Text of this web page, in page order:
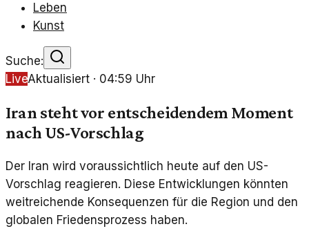
Leben
Kunst
Suche:
LiveAktualisiert · 04:59 Uhr
Iran steht vor entscheidendem Moment
nach US-Vorschlag
Der Iran wird voraussichtlich heute auf den US-
Vorschlag reagieren. Diese Entwicklungen könnten
weitreichende Konsequenzen für die Region und den
globalen Friedensprozess haben.